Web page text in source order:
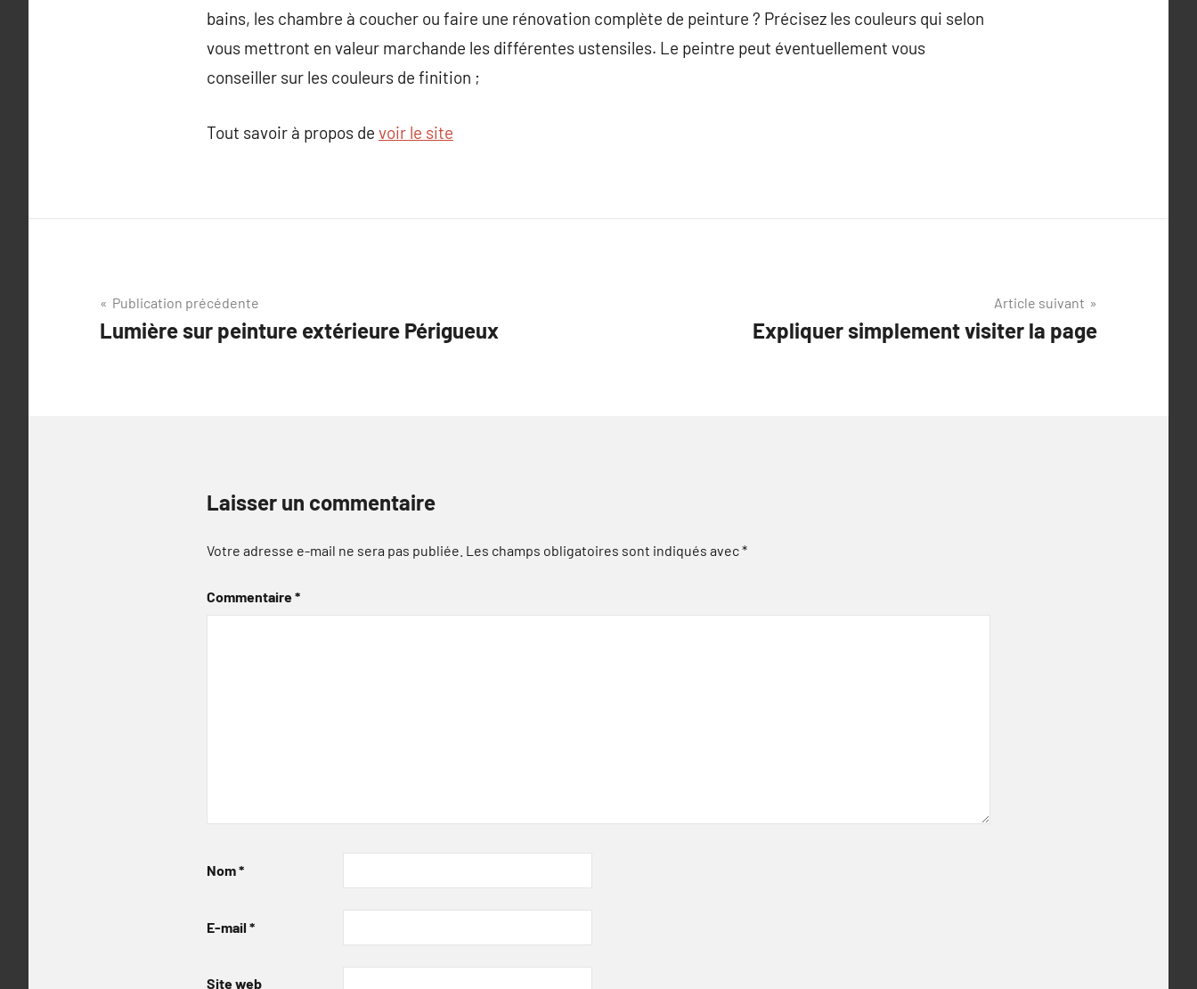
bains, les chambre à coucher ou faire une rénovation complète de peinture ? Précisez les couleurs qui selon
vous mettront en valeur marchande les différentes ustensiles. Le peintre peut éventuellement vous
conseiller sur les couleurs de finition ;
Tout savoir à propos de voir le site
Navigation
de
Publication précédente
Lumière sur peinture extérieure Périgueux
Article suivant
Expliquer simplement visiter la page
Laisser un commentaire
Votre adresse e-mail ne sera pas publiée. Les champs obligatoires sont indiqués avec*
Commentaire*
Nom*
E-mail *
Site web